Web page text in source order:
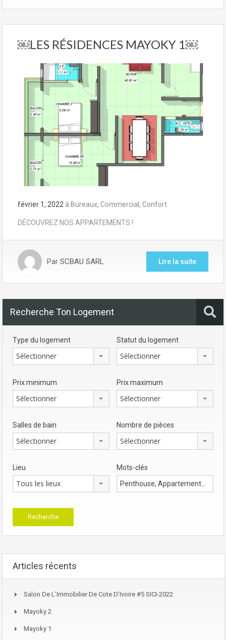
￼LES RÉSIDENCES MAYOKY 1￼
février 1, 2022 à Bureaux, Commercial , Confort
DÉCOUVREZ NOS APPARTEMENTS !
Par SCBAU SARL Lire la suite
Recherche Ton Logement
Type du logement
Sélectionner
Statut du logement
Sélectionner
Prix minimum
Sélectionner
Prix maximum
Sélectionner
Salles de bain
Sélectionner
Nombre de pièces
Sélectionner
Lieu
Tous les lieux
Mots-clés
Articles récents
Salon De L’Immobilier De Cote D’Ivoire #5 SICI-2022
Mayoky 2
Mayoky 1